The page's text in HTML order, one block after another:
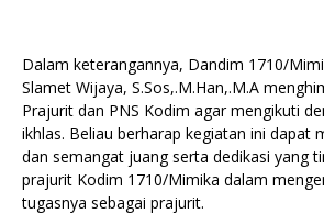
Dalam keterangannya, Dandim 1710/
Slamet Wijaya, S.Sos,.M.Han,.M.A
Prajurit dan PNS Kodim agar mengikuti
ikhlas. Beliau berharap kegiatan ini dapat
dan semangat juang serta dedikasi yang
prajurit Kodim 1710/Mimika dalam
tugasnya sebagai prajurit.